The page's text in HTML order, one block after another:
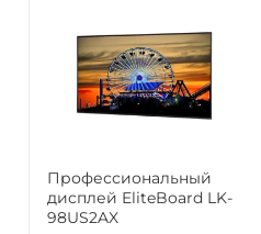
Профессиональный
дисплей EliteBoard LK-
98US2AX